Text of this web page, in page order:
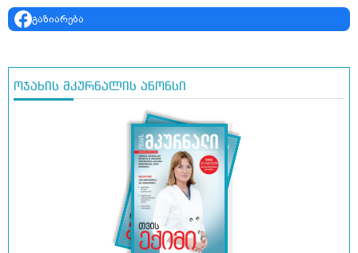
გაზიარება
ოჯახის მკურნალის ანონსი